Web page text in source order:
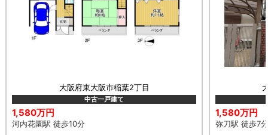
大阪府東大阪市稲葉2丁目
中古一戸建て
1,580万円
河内花園駅 徒歩10分
1,580万円
弥刀駅 徒歩7分